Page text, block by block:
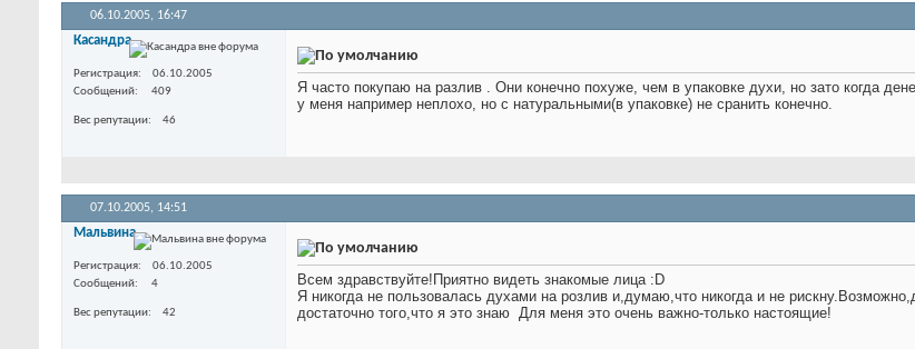
06.10.2005, 16:47
Касандра
Регистрация
06.10.2005
Сообщений
409
Вес репутации 46
Я часто покупаю на разлив . Они конечно похуже, чем в упаковке духи, но зато когда
у меня например неплохо, но с натуральными(в упаковке) не сранить конечно.
07.10.2005, 14:51
Мальвина
Регистрация
06.10.2005
Сообщений
4
Вес репутации 42
Всем здравствуйте!Приятно видеть знакомые лица :D
Я никогда не пользовалась духами на розлив и,думаю,что никогда и не
достаточно того,что я это знаю Для меня это очень важно-только настоящие!